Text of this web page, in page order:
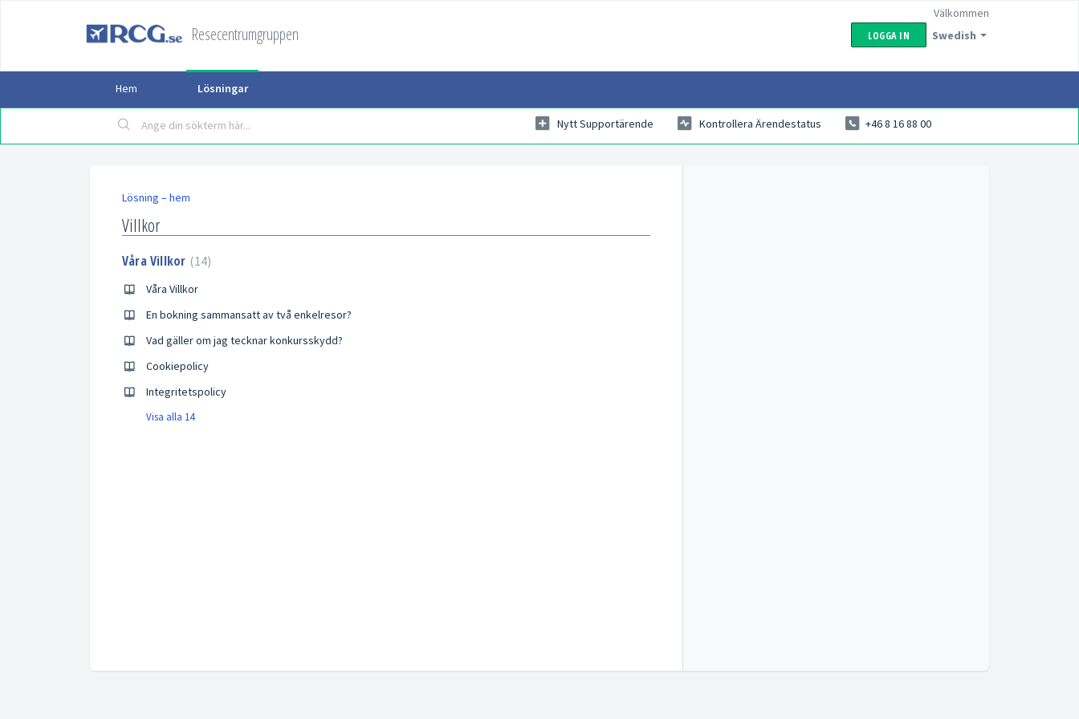
Resecentrumgruppen Swedish
Välkommen
LOGGA IN
Hem Lösningar
Nytt Supportärende Kontrollera Ärendestatus +46 8 16 88 00
Lösning – hem
Villkor
Våra Villkor 14
Våra Villkor
En bokning sammansatt av två enkelresor?
Vad gäller om jag tecknar konkursskydd?
Cookiepolicy
Integritetspolicy
Visa alla 14